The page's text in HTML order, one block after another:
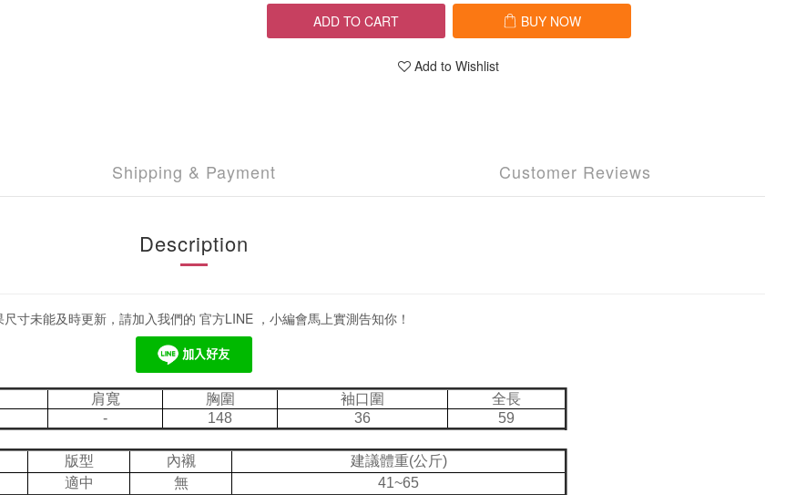
ADD TO CART BUY NOW
Add to Wishlist
Shipping & Payment Customer Reviews
Description
尺寸未能及時更新，請加入我們的 官方LINE ，小編會馬上實測告知你！
肩寬 胸圍 袖口圍
全長
- 148 36 59
版型 內襯
建議體重(公斤)
適中 無 41~65